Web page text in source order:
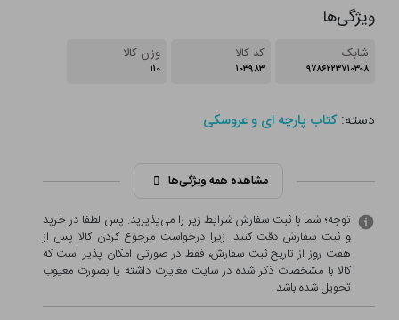
ویژگی‌ها
شابک
۹۷۸۶۲۲۳۷۱۰۳۰۸
کد کالا
۱۰۳۹۸۳
وزن کالا
۱۱۰
دسته:کتاب پارچه ای و عروسکی
مشاهده همه ویژگی‌ها
توجه؛ شما با ثبت سفارش شرایط زیر را می‌پذیرید. پس لطفا در خرید
و ثبت سفارش دقت کنید. زیرا درخواست مرجوع کردن کالا پس از
هفت روز از تاریخ ثبت سفارش، فقط در صورتی امکان پذیر است که
کالا با مشخصات ذکر شده در سایت مغایرت داشته یا بصورت معيوب
تحویل شده باشد.